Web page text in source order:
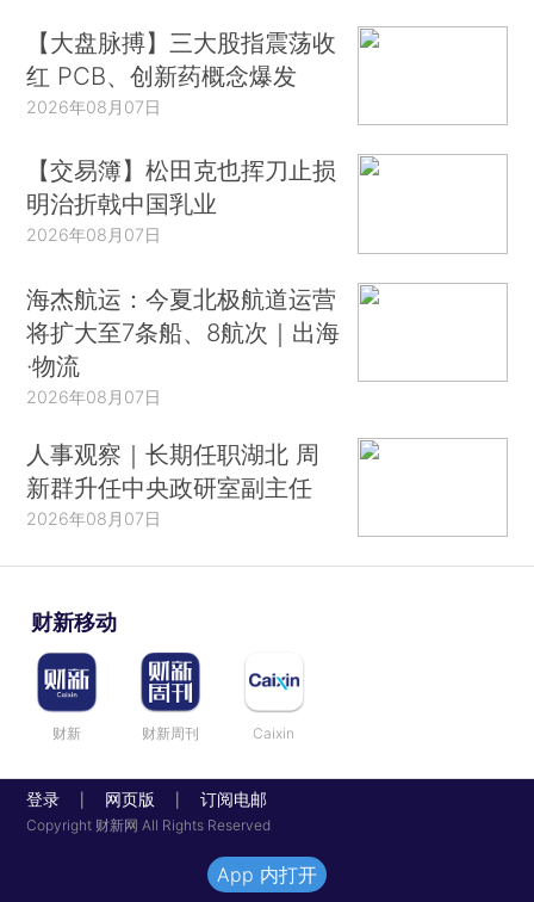
【大盘脉搏】三大股指震荡收
红 PCB、创新药概念爆发
2026年08月07日
【交易簿】松田克也挥刀止损
明治折戟中国乳业
2026年08月07日
海杰航运：今夏北极航道运营
将扩大至7条船、8航次｜出海
·物流
2026年08月07日
人事观察｜长期任职湖北 周
新群升任中央政研室副主任
2026年08月07日
财新移动
财新 财新周刊 Caixin
登录 网页版 订阅电邮
Copyright 财新网 All Rights Reserved
App 内打开